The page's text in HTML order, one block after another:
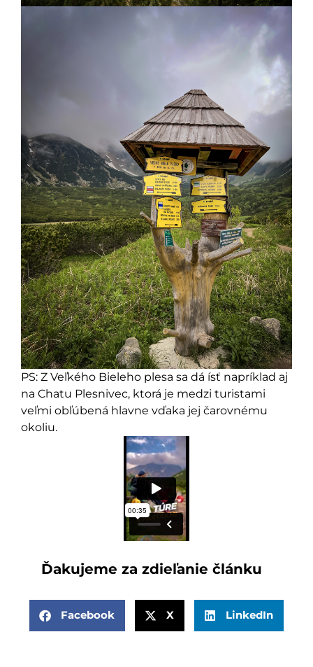
PS: Z Veľkého Bieleho plesa sa dá ísť napríklad aj
na Chatu Plesnivec, ktorá je medzi turistami
veľmi obľúbená hlavne vďaka jej čarovnému
okoliu.
Ďakujeme za zdieľanie článku
Facebook X LinkedIn